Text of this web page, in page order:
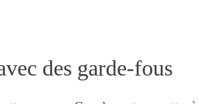
des garde-fous